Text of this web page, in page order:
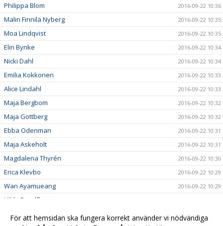
Philippa Blom 2016-09-22 10:36
Malin Finnilä Nyberg 2016-09-22 10:35
Moa Lindqvist 2016-09-22 10:35
Elin Bynke 2016-09-22 10:34
Nicki Dahl 2016-09-22 10:34
Emilia Kokkonen 2016-09-22 10:33
Alice Lindahl 2016-09-22 10:33
Maja Bergbom 2016-09-22 10:32
Maja Gottberg 2016-09-22 10:32
Ebba Odenman 2016-09-22 10:31
Maja Askeholt 2016-09-22 10:31
Magdalena Thyrén 2016-09-22 10:30
Erica Klevbo 2016-09-22 10:29
Wan Ayamueang 2016-09-22 10:29
Vilde Rundfloen
Hanna Berg 2016-09-22 10:26
För att hemsidan ska fungera korrekt använder vi nödvändiga